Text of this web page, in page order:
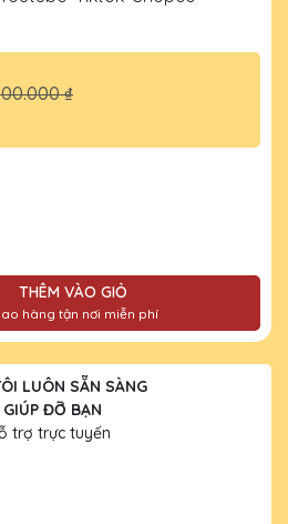
₫
THÊM VÀO GIỎ
hàng tận nơi miễn phí
LUÔN SẴN SÀNG
ĐỠ BẠN